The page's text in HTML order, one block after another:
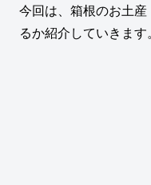
今回は、箱根のお土
るか紹介していきます。